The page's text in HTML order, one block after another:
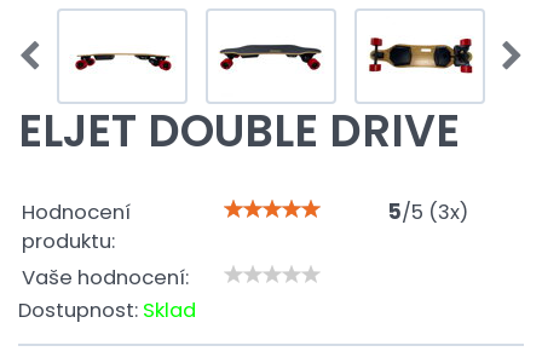
ELJET DOUBLE DRIVE
Hodnocení
produktu:
5/5 (3x)
Vaše hodnocení:
Dostupnost: Sklad